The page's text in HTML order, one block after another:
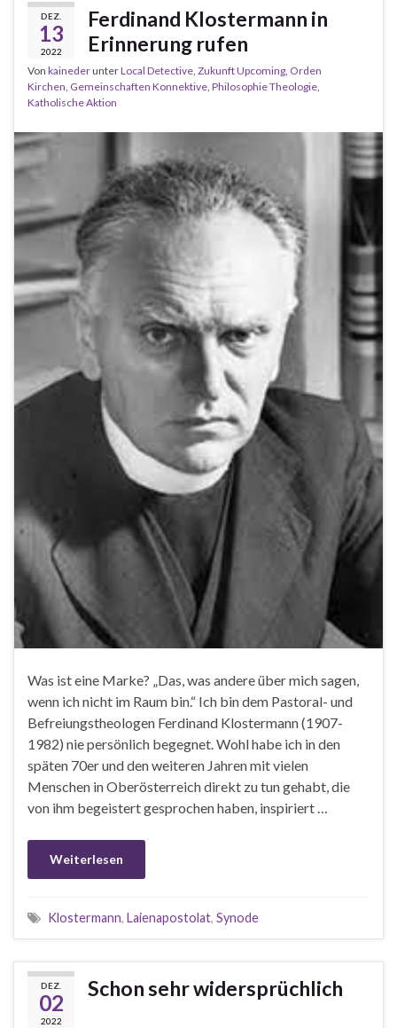
DEZ.
13
2022
Ferdinand Klostermann in
Erinnerung rufen
Von kainederunterLocal Detective, Zukunft Upcoming, Orden
Kirchen, Gemeinschaften Konnektive, Philosophie Theologie,
Katholische Aktion
Was ist eine Marke? „Das, was andere über mich sagen,
wenn ich nicht im Raum bin.“ Ich bin dem Pastoral- und
Befreiungstheologen Ferdinand Klostermann (1907-
1982) nie persönlich begegnet. Wohl habe ich in den
späten 70er und den weiteren Jahren mit vielen
Menschen in Oberösterreich direkt zu tun gehabt, die
von ihm begeistert gesprochen haben, inspiriert …
Weiterlesen
Klostermann, Laienapostolat, Synode
DEZ.
02
2022
Schon sehr widersprüchlich